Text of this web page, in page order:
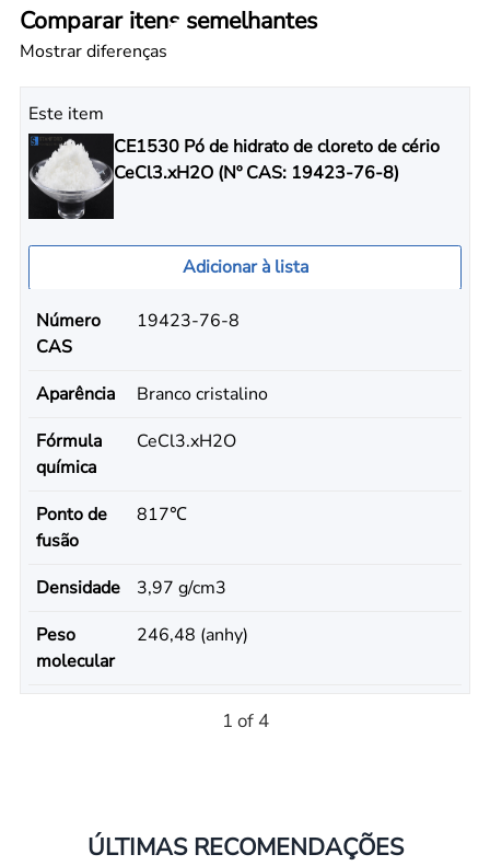
Comparar itens semelhantes
Mostrar diferenças
Este item
CE1530 Pó de hidrato de cloreto de cério
CeCl3.xH2O (Nº CAS: 19423-76-8)
Adicionar à lista
Número
CAS
19423-76-8
Aparência
Branco cristalino
Fórmula
química
CeCl3.xH2O
Ponto de
fusão
817℃
Densidade
3,97 g/cm3
Peso
molecular
246,48 (anhy)
1 of 4
ÚLTIMAS RECOMENDAÇÕES